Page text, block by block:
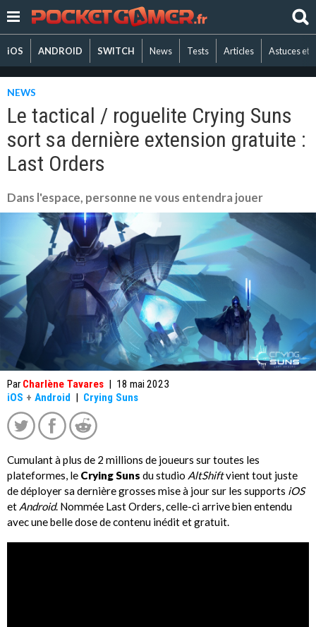
iOS ANDROID SWITCH News Tests Articles Astuces et
NEWS
Le tactical / roguelite Crying Suns
sort sa dernière extension gratuite :
Last Orders
Dans l'espace, personne ne vous entendra jouer
Par Charlène Tavares | 18 mai 2023
iOS + Android | Crying Suns
Cumulant à plus de 2 millions de joueurs sur toutes les
plateformes, le Crying Suns du studio AltShiftvient tout juste
de déployer sa dernière grosses mise à jour sur les supports iOS
et Android. Nommée Last Orders, celle-ci arrive bien entendu
avec une belle dose de contenu inédit et gratuit.